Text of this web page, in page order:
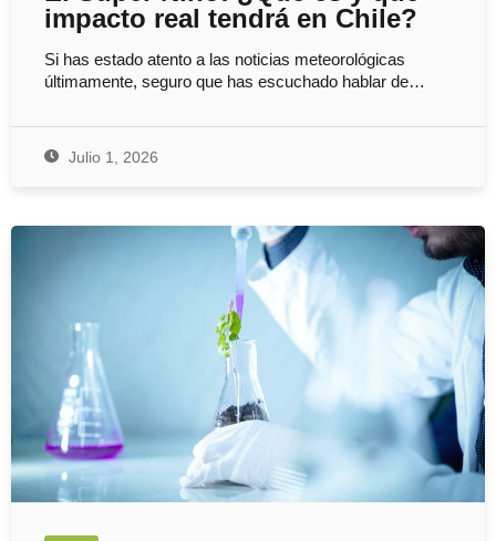
impacto real tendrá en Chile?
Si has estado atento a las noticias meteorológicas
últimamente, seguro que has escuchado hablar de…
Julio 1, 2026